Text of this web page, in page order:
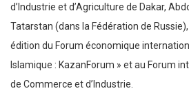
d’Industrie et d’Agriculture de Dakar,
Tatarstan (dans la Fédération de
édition du Forum économique
Islamique : KazanForum » et au Forum
de Commerce et d’Industrie.